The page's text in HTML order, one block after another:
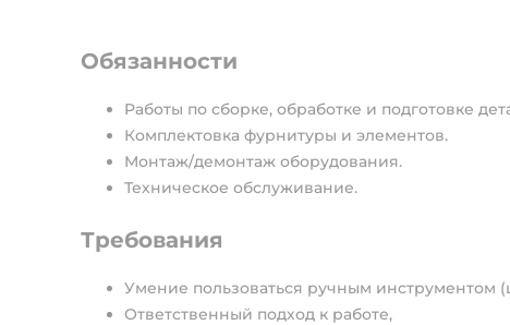
Обязанности
Pабoты по сбoркe, oбpаботкe и подготовке
Комплектовка фурнитуры и элементов.
Монтаж/демонтаж оборудования.
Техническое обслуживание.
Требования
Умение пользоваться ручным инструментом
Ответственный подход к работе,